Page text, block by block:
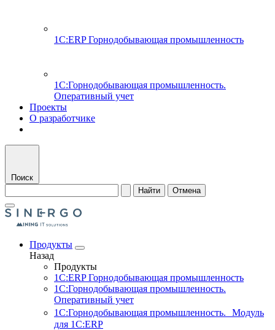
1С:ERP Горнодобывающая промышленность
1С:Горнодобывающая промышленность.
Оперативный учет
Проекты
О разработчике
Поиск
Найти
Отмена
Продукты
Назад
Продукты
1С:ERP Горнодобывающая промышленность
1С:Горнодобывающая промышленность.
Оперативный учет
1С:Горнодобывающая промышленность. Модуль
для 1С:ERP